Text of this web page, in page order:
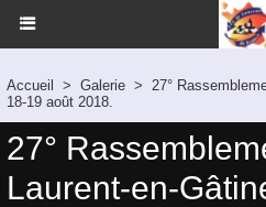
Accueil > Galerie > 27°
18-19 août 2018.
27°
Laurent-en-